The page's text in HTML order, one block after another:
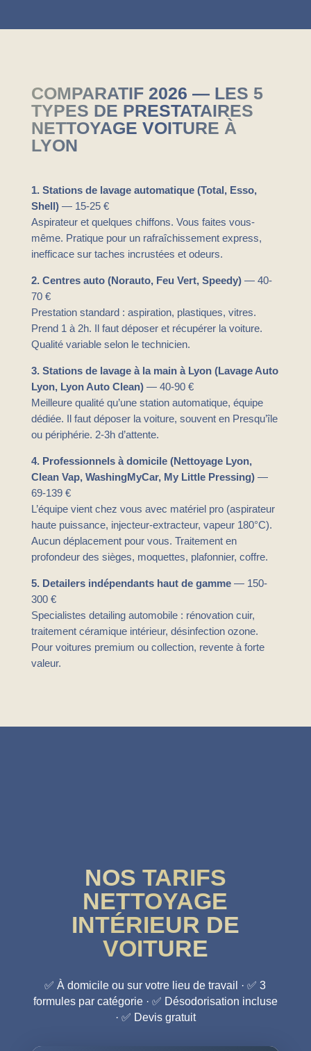
COMPARATIF 2026 — LES 5
TYPES DE PRESTATAIRES
NETTOYAGE VOITURE À
LYON
1. Stations de lavage automatique (Total, Esso,
Shell)— 15-25 €
Aspirateur et quelques chiffons. Vous faites vous-
même. Pratique pour un rafraîchissement express,
inefficace sur taches incrustées et odeurs.
2. Centres auto (Norauto, Feu Vert, Speedy)— 40-
70 €
Prestation standard : aspiration, plastiques, vitres.
Prend 1 à 2h. Il faut déposer et récupérer la voiture.
Qualité variable selon le technicien.
3. Stations de lavage à la main à Lyon (Lavage Auto
Lyon, Lyon Auto Clean)— 40-90 €
Meilleure qualité qu’une station automatique, équipe
dédiée. Il faut déposer la voiture, souvent en Presqu’île
ou périphérie. 2-3h d’attente.
4. Professionnels à domicile (Nettoyage Lyon,
Clean Vap, WashingMyCar, My Little Pressing)—
69-139 €
L’équipe vient chez vous avec matériel pro (aspirateur
haute puissance, injecteur-extracteur, vapeur 180°C).
Aucun déplacement pour vous. Traitement en
profondeur des sièges, moquettes, plafonnier, coffre.
5. Detailers indépendants haut de gamme— 150-
300 €
Specialistes detailing automobile : rénovation cuir,
traitement céramique intérieur, désinfection ozone.
Pour voitures premium ou collection, revente à forte
valeur.
NOS TARIFS
NETTOYAGE
INTÉRIEUR DE
VOITURE
✅ À domicile ou sur votre lieu de travail · ✅ 3
formules par catégorie · ✅ Désodorisation incluse
· ✅ Devis gratuit